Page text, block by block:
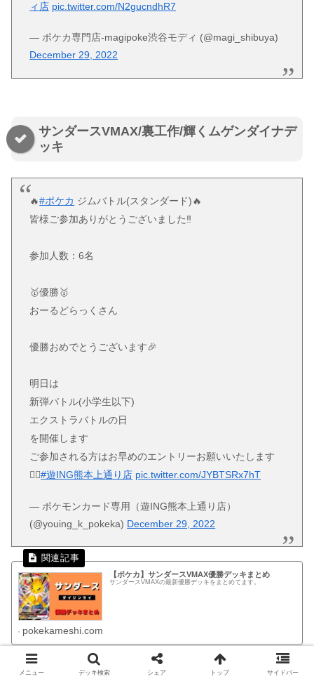
ィ店 pic.twitter.com/N2gucndhR7
— ポケカ専門店-magipoke渋谷モディ (@magi_shibuya)
December 29, 2022
サンダースVMAX/裏工作/輝くムゲンダイナデ
ッキ
🔥#ポケカ ジムバトル(スタンダード)🔥
皆様ご参加ありがとうございました‼️
参加人数：6名
🥇優勝🥇
おーるどらっくさん
優勝おめでとうございます🎉
明日は
新弾バトル(小学生以下)
エクストラバトルの日
を開催します
ご参加される方はお早めのエントリーお願いいたします
🙇‍♂️#遊ING熊本上通り店 pic.twitter.com/JYBTSRx7hT
— ポケモンカード専用（遊ING熊本上通り店）
(@youing_k_pokeka) December 29, 2022
【ポケカ】サンダースVMAX優勝デッキまとめ
サンダースVMAXの最新優勝デッキをまとめてます。
pokekameshi.com
メニュー デッキ検索 シェア トップ サイドバー